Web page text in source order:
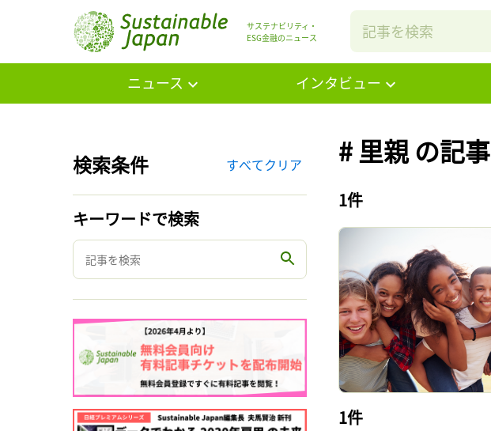
サステナビリティ・
ESG金融のニュース
ニュース インタビュー
検索条件 すべてクリア
キーワードで検索
# 里親 の記事
1件
1件